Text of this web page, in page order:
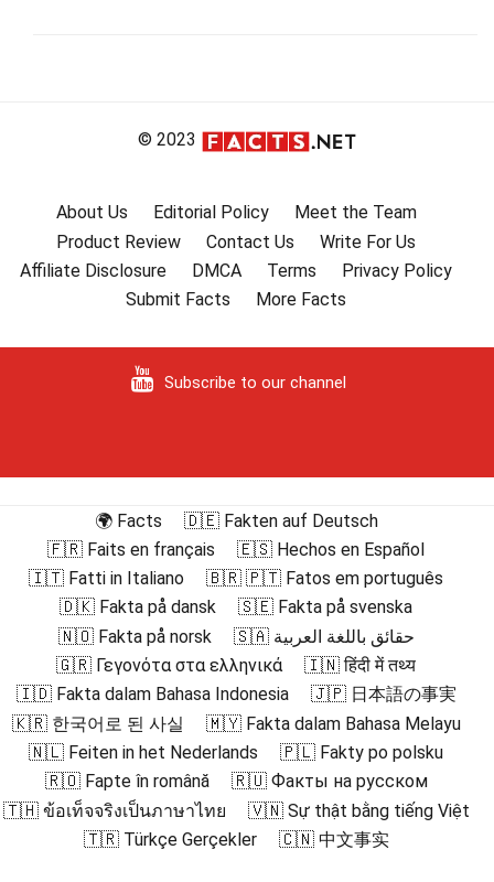
© 2023
About Us Editorial Policy
Meet the Team
Product Review
Contact Us
Write For Us
Affiliate Disclosure
DMCA Terms
Privacy Policy
Submit Facts
More Facts
Subscribe to our channel
🌍 Facts
🇩🇪 Fakten auf Deutsch
🇫🇷 Faits en français
🇪🇸 Hechos en Español
🇮🇹 Fatti in Italiano
🇧🇷 🇵🇹 Fatos em português
🇩🇰 Fakta på dansk
🇸🇪 Fakta på svenska
🇳🇴 Fakta på norsk
🇸🇦 حقائق باللغة العربية
🇬🇷 Γεγονότα στα ελληνικά
🇮🇳 हिंदी में तथ्य
🇮🇩 Fakta dalam Bahasa Indonesia
🇯🇵 日本語の事実
🇰🇷 한국어로 된 사실
🇲🇾 Fakta dalam Bahasa Melayu
🇳🇱 Feiten in het Nederlands
🇵🇱 Fakty po polsku
🇷🇴 Fapte în română
🇷🇺 Факты на русском
🇹🇭 ข้อเท็จจริงเป็นภาษาไทย
🇻🇳 Sự thật bằng tiếng Việt
🇹🇷 Türkçe Gerçekler
🇨🇳 中文事实